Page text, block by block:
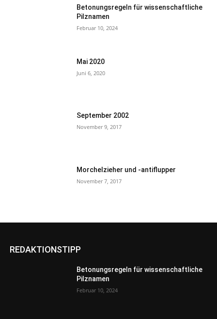
Betonungsregeln für wissenschaftliche
Pilznamen
Februar 10, 2024
Mai 2020
Juni 6, 2020
September 2002
November 9, 2017
Morchelzieher und -antiflupper
November 7, 2017
REDAKTIONSTIPP
Betonungsregeln für wissenschaftliche
Pilznamen
Februar 10, 2024